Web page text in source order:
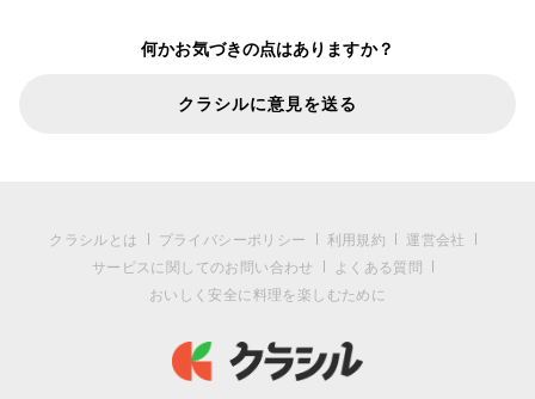
何かお気づきの点はありますか？
クラシルに意見を送る
クラシルとは プライバシーポリシー 利用規約
運営会社
サービスに関してのお問い合わせ
よくある質問
おいしく安全に料理を楽しむために